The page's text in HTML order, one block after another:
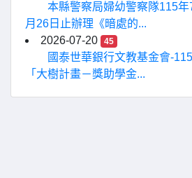
本縣警察局婦幼警察隊115
月26日止辦理《暗處的...
2026-07-20
45
國泰世華銀行文教基金會-
「大樹計畫－獎助學金...